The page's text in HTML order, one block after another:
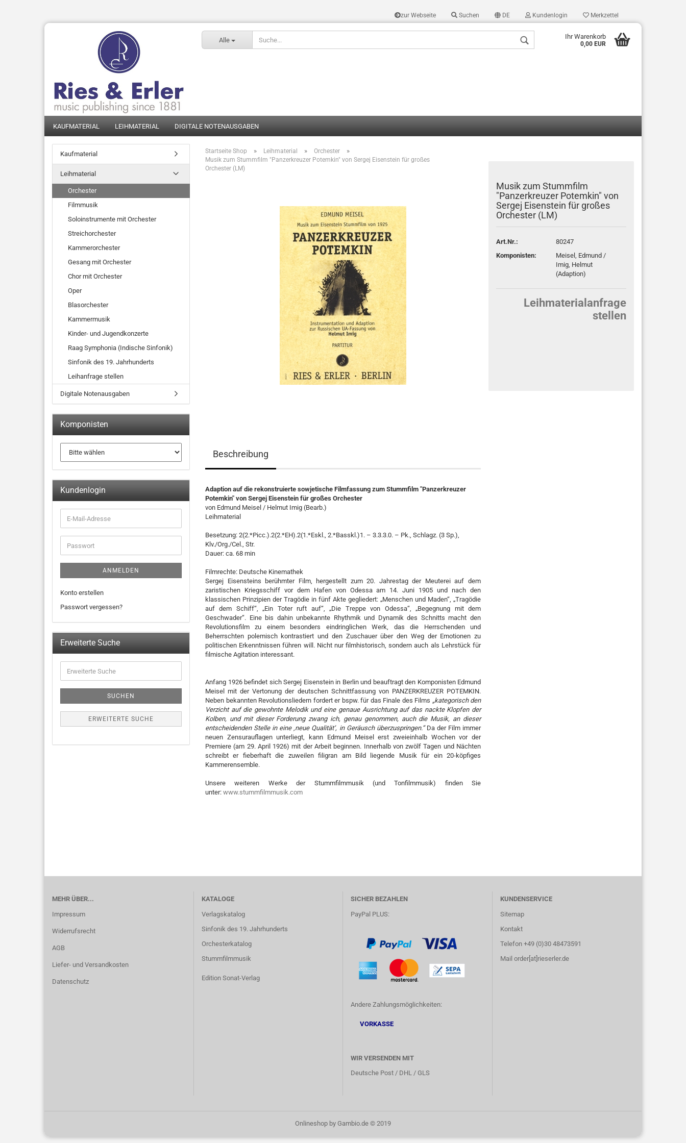
zur Webseite Suchen DE Kundenlogin
Konto erstellen
Merkzettel
Alle Ihr Warenkorb
0,00 EUR
KAUFMATERIAL LEIHMATERIAL DIGITALE NOTENAUSGABEN
Startseite Shop » Leihmaterial » Orchester »
Musik zum Stummfilm "Panzerkreuzer Potemkin" von Sergej Eisenstein für großes
Orchester (LM)
Musik zum Stummfilm
"Panzerkreuzer Potemkin" von
Sergej Eisenstein für großes
Orchester (LM)
Art.Nr.:
80247
Komponisten:
Meisel, Edmund /
Imig, Helmut
(Adaption)
Leihmaterialanfrage
stellen
Beschreibung
Adaption auf die rekonstruierte sowjetische Filmfassung zum Stummfilm "Panzerkreuzer
Potemkin" von Sergej Eisenstein für großes Orchester
von Edmund Meisel / Helmut Imig (Bearb.)
Leihmaterial
Besetzung: 2(2.*Picc.).2(2.*EH).2(1.*Eskl., 2.*Basskl.)1. – 3.3.3.0. – Pk., Schlagz. (3 Sp.),
Klv./Org./Cel., Str.
Dauer: ca. 68 min
Filmrechte: Deutsche Kinemathek
Sergej Eisensteins berühmter Film, hergestellt zum 20. Jahrestag der Meuterei auf dem
zaristischen Kriegsschiff vor dem Hafen von Odessa am 14. Juni 1905 und nach den
klassischen Prinzipien der Tragödie in fünf Akte gegliedert: „Menschen und Maden“, „Tragödie
auf dem Schiff“, „Ein Toter ruft auf“, „Die Treppe von Odessa“, „Begegnung mit dem
Geschwader“. Eine bis dahin unbekannte Rhythmik und Dynamik des Schnitts macht den
Revolutionsfilm zu einem besonders eindringlichen Werk, das die Herrschenden und
Beherrschten polemisch kontrastiert und den Zuschauer über den Weg der Emotionen zu
politischen Erkenntnissen führen will. Nicht nur filmhistorisch, sondern auch als Lehrstück für
filmische Agitation interessant.
Anfang 1926 befindet sich Sergej Eisenstein in Berlin und beauftragt den Komponisten Edmund
Meisel mit der Vertonung der deutschen Schnittfassung von PANZERKREUZER POTEMKIN.
Neben bekannten Revolutionsliedern fordert er bspw. für das Finale des Films „kategorisch den
Verzicht auf die gewohnte Melodik und eine genaue Ausrichtung auf das nackte Klopfen der
Kolben, und mit dieser Forderung zwang ich, genau genommen, auch die Musik, an dieser
entscheidenden Stelle in eine ‚neue Qualität‘, in Geräusch überzuspringen.“Da der Film immer
neuen Zensurauflagen unterliegt, kann Edmund Meisel erst zweieinhalb Wochen vor der
Premiere (am 29. April 1926) mit der Arbeit beginnen. Innerhalb von zwölf Tagen und Nächten
schreibt er fieberhaft die zuweilen filigran am Bild liegende Musik für ein 20-köpfiges
Kammerensemble.
Unsere weiteren Werke der Stummfilmmusik (und Tonfilmmusik) finden Sie
unter: www.stummfilmmusik.com
Kaufmaterial
Leihmaterial
Orchester
Filmmusik
Soloinstrumente mit Orchester
Streichorchester
Kammerorchester
Gesang mit Orchester
Chor mit Orchester
Oper
Blasorchester
Kammermusik
Kinder- und Jugendkonzerte
Raag Symphonia (Indische Sinfonik)
Sinfonik des 19. Jahrhunderts
Leihanfrage stellen
Digitale Notenausgaben
Komponisten
Kundenlogin
ANMELDEN
Konto erstellen
Passwort vergessen?
Erweiterte Suche
SUCHEN
ERWEITERTE SUCHE
MEHR ÜBER...
Impressum
Widerrufsrecht
AGB
Liefer- und Versandkosten
Datenschutz
KATALOGE
Verlagskatalog
Sinfonik des 19. Jahrhunderts
Orchesterkatalog
Stummfilmmusik
Edition Sonat-Verlag
SICHER BEZAHLEN
PayPal PLUS:
Andere Zahlungsmöglichkeiten:
VORKASSE
WIR VERSENDEN MIT
Deutsche Post / DHL / GLS
KUNDENSERVICE
Sitemap
Kontakt
Telefon +49 (0)30 48473591
Mail order[at]rieserler.de
Onlineshop by Gambio.de © 2019